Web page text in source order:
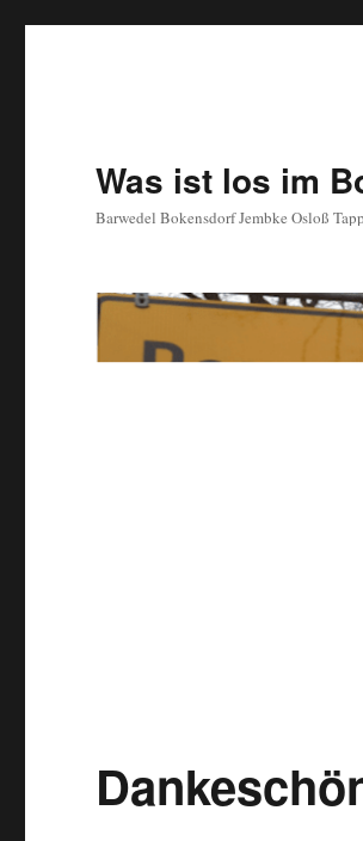
Was ist los im
Barwedel Bokensdorf Jembke Osloß